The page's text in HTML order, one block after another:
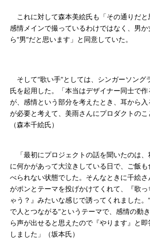
これに対して森本美絵氏も「その通りだと
感情メインで撮っているわけではなく、男か
ら“男”だと思います」と同意していた。
そして“歌い手”としては、シンガーソング
氏を起用した。「本当はデザイナー同士で
が、感情という部分を考えたとき、耳から
が必要と考えて、美雨さんにプロダクトのこ
（森本千絵氏）
「最初にプロジェクトの話を聞いたのは、
に何かがあって大泣きしている日で、ご飯も
べられない状態でした。そんなときに千絵さ
がポンとテーマを投げかけてくれて、『歌っ
ゃう？』みたいな感じで誘ってくれました。
で人とつながる”というテーマで、感情の動
ら声が出せると思えたので『やります』と即
しました」（坂本氏）